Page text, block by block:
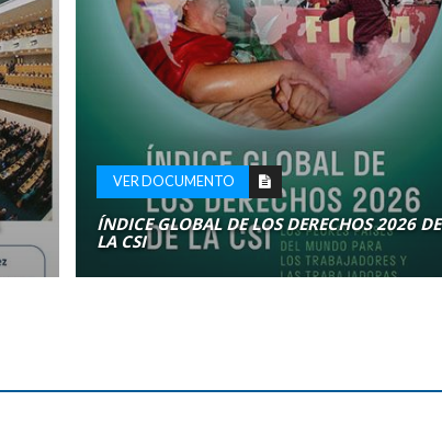
VER DOCUMENTO
ÍNDICE GLOBAL DE LOS DERECHOS 2026 DE
LA CSI